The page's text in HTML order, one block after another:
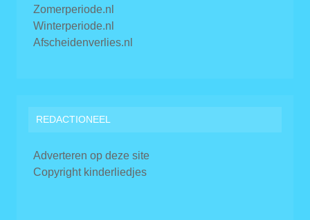
Zomerperiode.nl
Winterperiode.nl
Afscheidenverlies.nl
REDACTIONEEL
Adverteren op deze site
Copyright kinderliedjes